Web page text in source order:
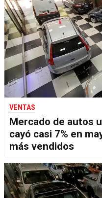
VENTAS
Mercado de autos
cayó casi 7% en
más vendidos